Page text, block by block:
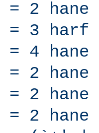
2 hane
3 harf
4 hane
2 hane
= 2 hane
= 2 hane